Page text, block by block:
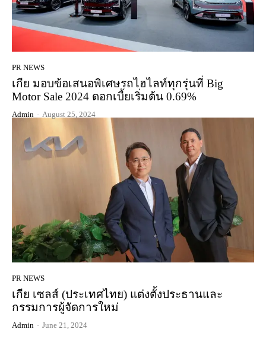
PR NEWS
เกีย มอบข้อเสนอพิเศษรถไฮไลท์ทุกรุ่นที่ Big
Motor Sale 2024 ดอกเบี้ยเริ่มต้น 0.69%
Admin - August 25, 2024
PR NEWS
เกีย เซลส์ (ประเทศไทย) แต่งตั้งประธานและ
กรรมการผู้จัดการใหม่
Admin - June 21, 2024